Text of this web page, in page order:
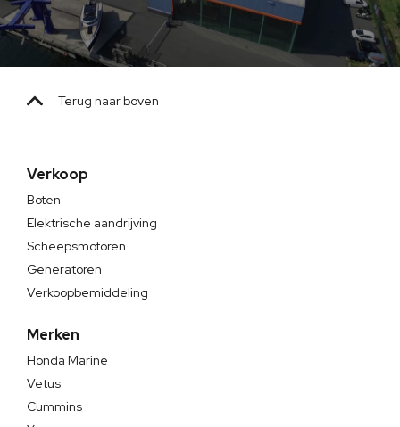
Terug naar boven
Verkoop
Boten
Elektrische aandrijving
Scheepsmotoren
Generatoren
Verkoopbemiddeling
Merken
Honda Marine
Vetus
Cummins